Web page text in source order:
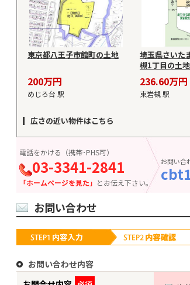
東京都八王子市館町の土地
200万円
めじろ台 駅
埼玉県さいた
槻1丁目の土地
236.60万円
東岩槻 駅
広さの近い物件はこちら
電話をかける（携帯･PHS可）
03-3341-2841
「ホームページを見た」 とお伝え下さい。
お問い合
お問い合わせ
お問い合わせ内容